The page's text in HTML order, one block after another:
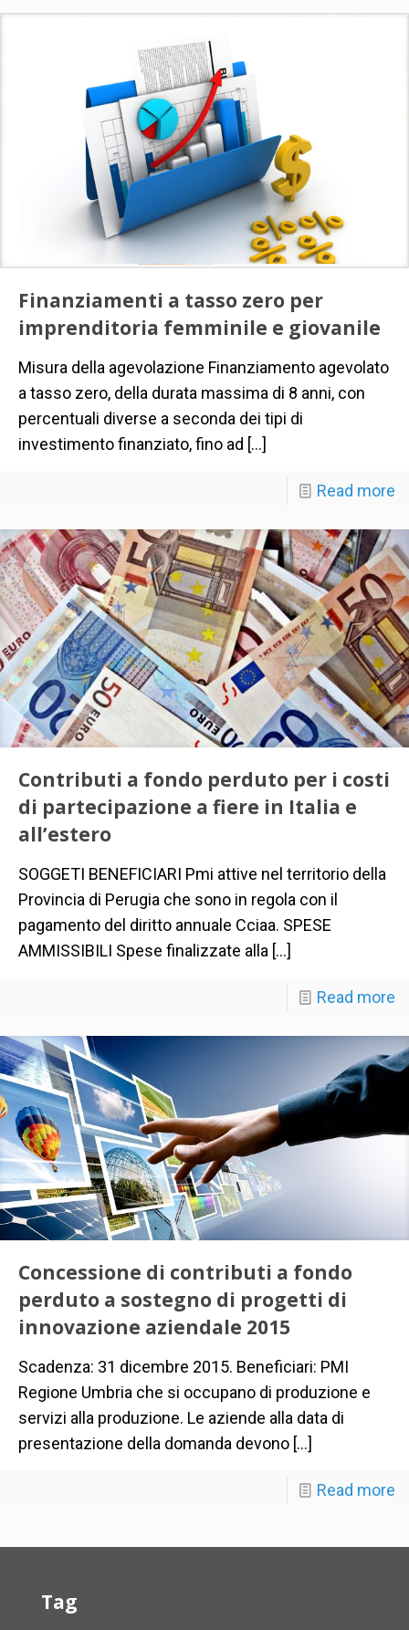
Finanziamenti a tasso zero per
imprenditoria femminile e giovanile
Misura della agevolazione Finanziamento agevolato
a tasso zero, della durata massima di 8 anni, con
percentuali diverse a seconda dei tipi di
investimento finanziato, fino ad […]
Read more
Contributi a fondo perduto per i costi
di partecipazione a fiere in Italia e
all’estero
SOGGETI BENEFICIARI Pmi attive nel territorio della
Provincia di Perugia che sono in regola con il
pagamento del diritto annuale Cciaa. SPESE
AMMISSIBILI Spese finalizzate alla […]
Read more
Concessione di contributi a fondo
perduto a sostegno di progetti di
innovazione aziendale 2015
Scadenza: 31 dicembre 2015. Beneficiari: PMI
Regione Umbria che si occupano di produzione e
servizi alla produzione. Le aziende alla data di
presentazione della domanda devono […]
Read more
Tag